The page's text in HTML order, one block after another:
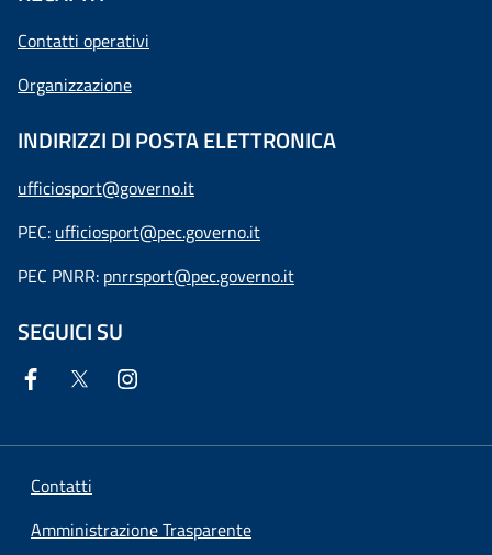
Contatti operativi
Organizzazione
INDIRIZZI DI POSTA ELETTRONICA
ufficiosport@governo.it
PEC: ufficiosport@pec.governo.it
PEC PNRR: pnrrsport@pec.governo.it
SEGUICI SU
Contatti
Amministrazione Trasparente